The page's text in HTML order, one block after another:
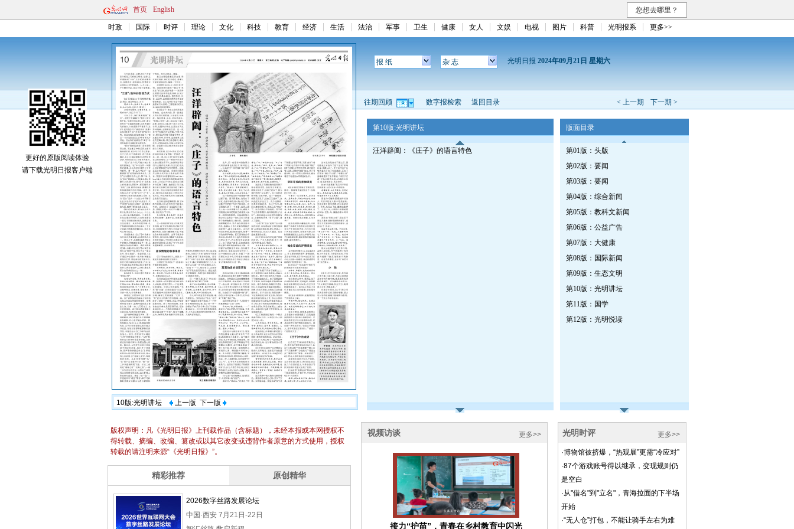
首页 English 您想去哪里？
时政 国际 时评 理论 文化 科技 教育 经济 生活 法治 军事 卫生 健康 女人 文娱 电视 图片 科普 光明报系 更多>>
10版:光明讲坛 上一版 下一版
报 纸 杂 志 光明日报 2024年09月21日 星期六
< 上一期 下一期 >
往期回顾 数字报检索 返回目录
第10版:光明讲坛
汪洋辟阖：《庄子》的语言特色
版面目录
第01版：头版
第02版：要闻
第03版：要闻
第04版：综合新闻
第05版：教科文新闻
第06版：公益广告
第07版：大健康
第08版：国际新闻
第09版：生态文明
第10版：光明讲坛
第11版：国学
第12版：光明悦读
更好的原版阅读体验
请下载光明日报客户端